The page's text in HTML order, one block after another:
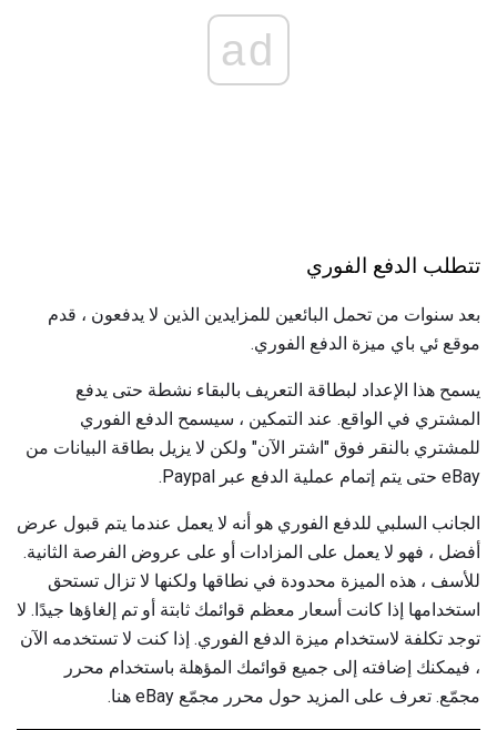
ad
تتطلب الدفع الفوري
بعد سنوات من تحمل البائعين للمزايدين الذين لا يدفعون ، قدم
موقع ئي باي ميزة الدفع الفوري.
يسمح هذا الإعداد لبطاقة التعريف بالبقاء نشطة حتى يدفع
المشتري في الواقع. عند التمكين ، سيسمح الدفع الفوري
للمشتري بالنقر فوق "اشتر الآن" ولكن لا يزيل بطاقة البيانات من
eBay حتى يتم إتمام عملية الدفع عبر Paypal.
الجانب السلبي للدفع الفوري هو أنه لا يعمل عندما يتم قبول عرض
أفضل ، فهو لا يعمل على المزادات أو على عروض الفرصة الثانية.
للأسف ، هذه الميزة محدودة في نطاقها ولكنها لا تزال تستحق
استخدامها إذا كانت أسعار معظم قوائمك ثابتة أو تم إلغاؤها جيدًا. لا
توجد تكلفة لاستخدام ميزة الدفع الفوري. إذا كنت لا تستخدمه الآن
، فيمكنك إضافته إلى جميع قوائمك المؤهلة باستخدام محرر
مجمّع. تعرف على المزيد حول محرر مجمّع eBay هنا.